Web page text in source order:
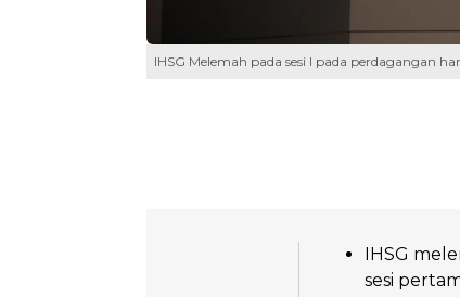
IHSG Melemah pada sesi I pada perdagangan
IHSG
sesi